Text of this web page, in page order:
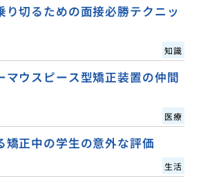
り切るための面接必勝テクニッ
知識
マウスピース型矯正装置の仲間
医療
矯正中の学生の意外な評価
生活